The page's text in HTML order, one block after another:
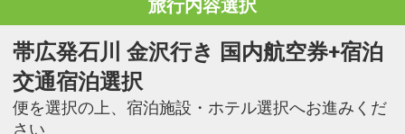
旅行内容選択
帯広発石川 金沢行き 国内航空券+宿泊
交通宿泊選択
便を選択の上、宿泊施設・ホテル選択へお進みくだ
さい